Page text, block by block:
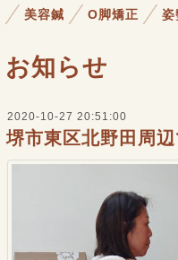
美容鍼 O脚矯正 姿
お知らせ
2020-10-27 20:51:00
堺市東区北野田周